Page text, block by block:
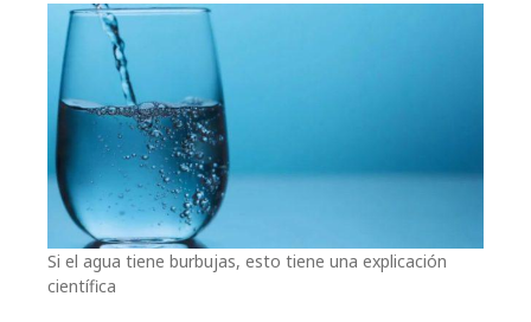
Si el agua tiene burbujas, esto tiene una explicación
científica